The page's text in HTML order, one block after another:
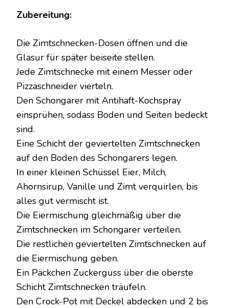
Zubereitung:
Die Zimtschnecken-Dosen öffnen und die
Glasur für später beiseite stellen.
Jede Zimtschnecke mit einem Messer oder
Pizzaschneider vierteln.
Den Schongarer mit Antihaft-Kochspray
einsprühen, sodass Boden und Seiten bedeckt
sind.
Eine Schicht der geviertelten Zimtschnecken
auf den Boden des Schongarers legen.
In einer kleinen Schüssel Eier, Milch,
Ahornsirup, Vanille und Zimt verquirlen, bis
alles gut vermischt ist.
Die Eiermischung gleichmäßig über die
Zimtschnecken im Schongarer verteilen.
Die restlichen geviertelten Zimtschnecken auf
die Eiermischung geben.
Ein Päckchen Zuckerguss über die oberste
Schicht Zimtschnecken träufeln.
Den Crock-Pot mit Deckel abdecken und 2 bis